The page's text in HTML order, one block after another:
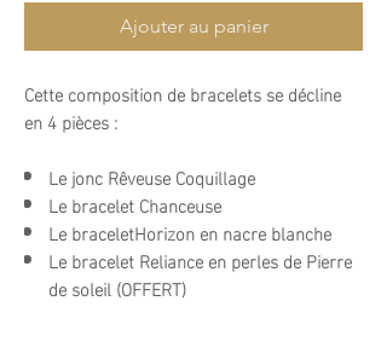
Ajouter au panier
Cette composition de bracelets se décline
en 4 pièces :
Le jonc Rêveuse Coquillage
Le bracelet Chanceuse
Le braceletHorizon en nacre blanche
Le bracelet Reliance en perles de Pierre
de soleil (OFFERT)